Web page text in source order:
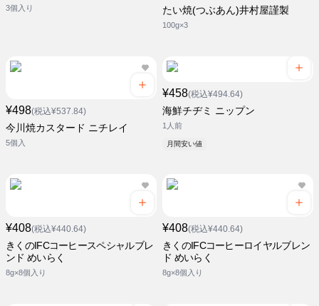
3個入り たい焼(つぶあん)井村屋謹製
100g×3
¥498(税込¥537.84)
今川焼カスタード ニチレイ
5個入
¥458(税込¥494.64)
海鮮チヂミ ニップン
1人前
月間安い値
¥408(税込¥440.64)
きくのIFCコーヒースペシャルブレ
ンド めいらく
8g×8個入り
¥408(税込¥440.64)
きくのIFCコーヒーロイヤルブレン
ド めいらく
8g×8個入り